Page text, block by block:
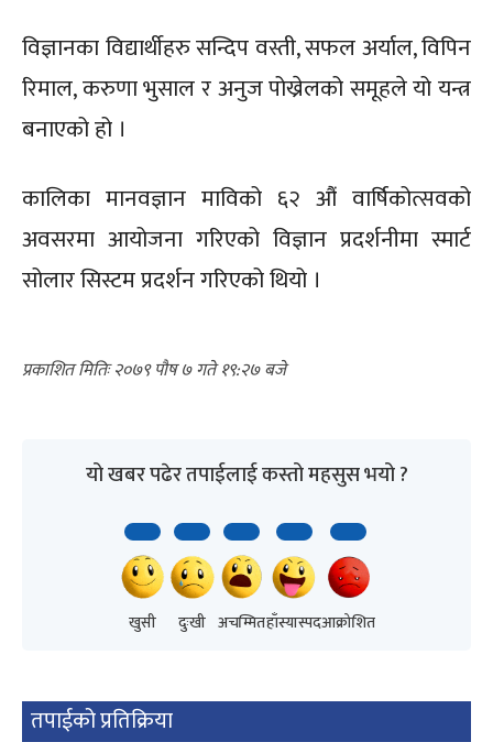
विज्ञानका विद्यार्थीहरु सन्दिप वस्ती, सफल अर्याल, विपिन
रिमाल, करुणा भुसाल र अनुज पोख्रेलको समूहले यो यन्त्र
बनाएको हो ।
कालिका मानवज्ञान माविको ६२ औं वार्षिकोत्सवको
अवसरमा आयोजना गरिएको विज्ञान प्रदर्शनीमा स्मार्ट
सोलार सिस्टम प्रदर्शन गरिएको थियो ।
२०७९ पौष ७ गते १९:२७
यो खबर पढेर तपाईलाई कस्तो महसुस भयो ?
खुसी दुःखी अचम्मितहाँस्यास्पदआक्रोशित
तपाईको प्रतिक्रिया